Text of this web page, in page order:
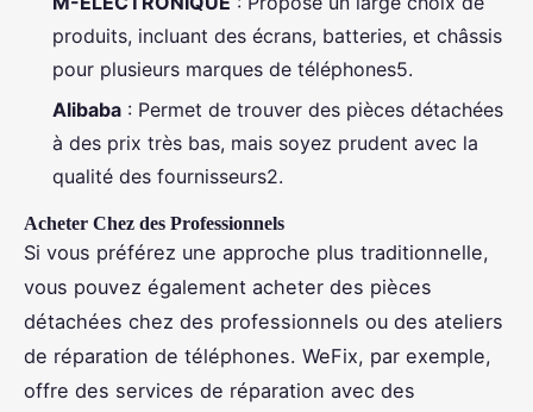
produits, incluant des écrans, batteries, et châssis
pour plusieurs marques de téléphones5.
Alibaba : Permet de trouver des pièces détachées
à des prix très bas, mais soyez prudent avec la
qualité des fournisseurs2.
Acheter Chez des Professionnels
Si vous préférez une approche plus traditionnelle,
vous pouvez également acheter des pièces
détachées chez des professionnels ou des ateliers
de réparation de téléphones. WeFix, par exemple,
offre des services de réparation avec des